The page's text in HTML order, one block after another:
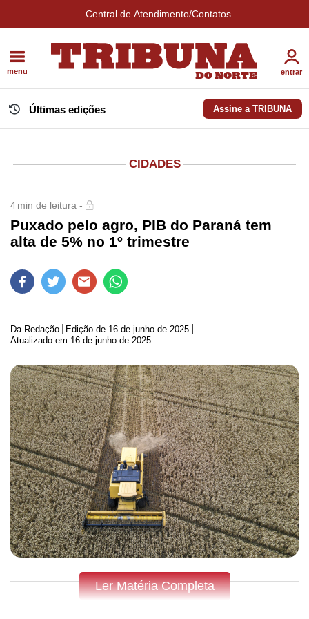
Central de Atendimento/Contatos
menu entrar
Últimas edições Assine a TRIBUNA
CIDADES
4min de leitura -
Puxado pelo agro, PIB do Paraná tem
alta de 5% no 1º trimestre
Da Redação Edição de 16 de junho de 2025
Atualizado em 16 de junho de 2025
Ler Matéria Completa